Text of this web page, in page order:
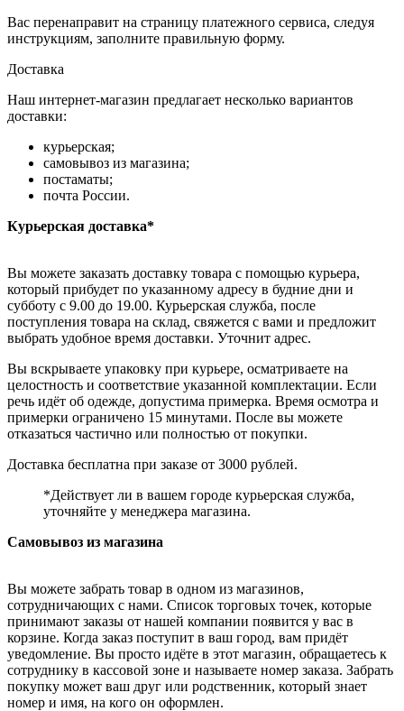
Вас перенаправит на страницу платежного сервиса, следуя
инструкциям, заполните правильную форму.
Доставка
Наш интернет-магазин предлагает несколько вариантов
доставки:
курьерская;
самовывоз из магазина;
постаматы;
почта России.
Курьерская доставка*
Вы можете заказать доставку товара с помощью курьера,
который прибудет по указанному адресу в будние дни и
субботу с 9.00 до 19.00. Курьерская служба, после
поступления товара на склад, свяжется с вами и предложит
выбрать удобное время доставки. Уточнит адрес.
Вы вскрываете упаковку при курьере, осматриваете на
целостность и соответствие указанной комплектации. Если
речь идёт об одежде, допустима примерка. Время осмотра и
примерки ограничено 15 минутами. После вы можете
отказаться частично или полностью от покупки.
Доставка бесплатна при заказе от 3000 рублей.
*Действует ли в вашем городе курьерская служба,
уточняйте у менеджера магазина.
Самовывоз из магазина
Вы можете забрать товар в одном из магазинов,
сотрудничающих с нами. Список торговых точек, которые
принимают заказы от нашей компании появится у вас в
корзине. Когда заказ поступит в ваш город, вам придёт
уведомление. Вы просто идёте в этот магазин, обращаетесь к
сотруднику в кассовой зоне и называете номер заказа. Забрать
покупку может ваш друг или родственник, который знает
номер и имя, на кого он оформлен.